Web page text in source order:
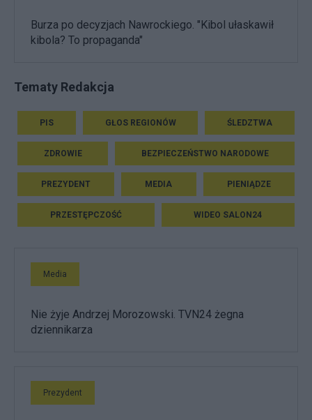
Burza po decyzjach Nawrockiego. "Kibol ułaskawił
kibola? To propaganda"
Tematy Redakcja
PIS GŁOS REGIONÓW ŚLEDZTWA
ZDROWIE BEZPIECZEŃSTWO NARODOWE
PREZYDENT MEDIA PIENIĄDZE
PRZESTĘPCZOŚĆ WIDEO SALON24
Media
Nie żyje Andrzej Morozowski. TVN24 żegna
dziennikarza
Prezydent